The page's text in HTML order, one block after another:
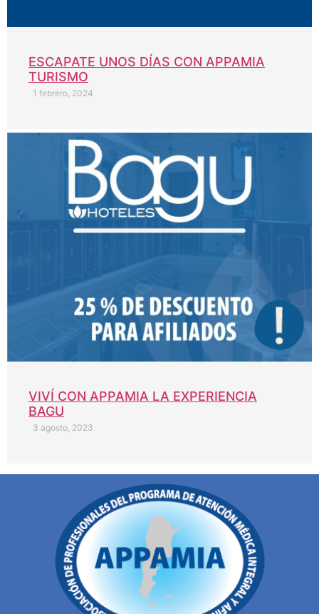
ESCAPATE UNOS DÍAS CON APPAMIA
TURISMO
1 febrero, 2024
VIVÍ CON APPAMIA LA EXPERIENCIA
BAGU
3 agosto, 2023